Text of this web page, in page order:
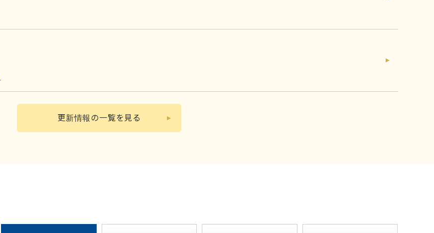
更新情報の一覧を見る